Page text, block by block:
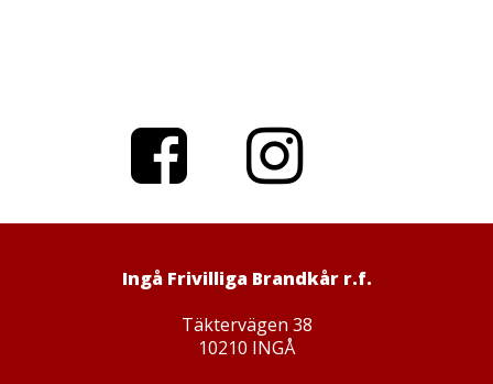
ok
am
Ingå Frivilliga Brandkår r.f.
Täktervägen 38
10210 INGÅ